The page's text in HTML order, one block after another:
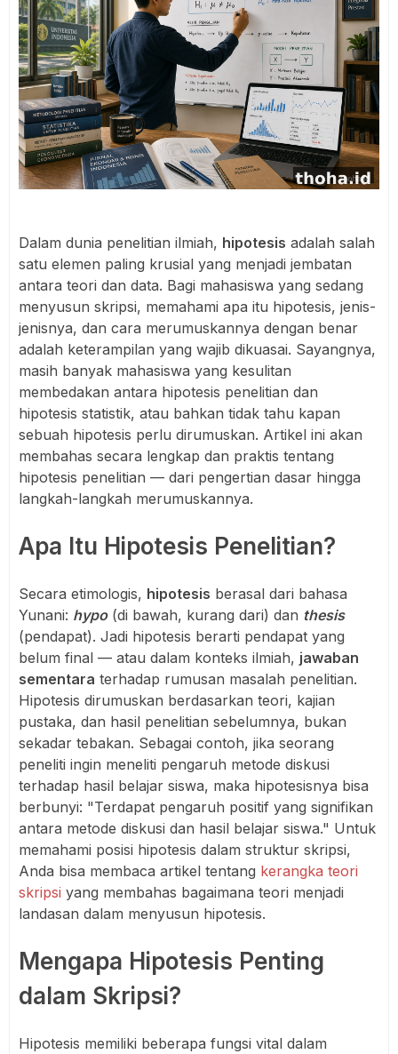
Dalam dunia penelitian ilmiah, hipotesis adalah salah
satu elemen paling krusial yang menjadi jembatan
antara teori dan data. Bagi mahasiswa yang sedang
menyusun skripsi, memahami apa itu hipotesis, jenis-
jenisnya, dan cara merumuskannya dengan benar
adalah keterampilan yang wajib dikuasai. Sayangnya,
masih banyak mahasiswa yang kesulitan
membedakan antara hipotesis penelitian dan
hipotesis statistik, atau bahkan tidak tahu kapan
sebuah hipotesis perlu dirumuskan. Artikel ini akan
membahas secara lengkap dan praktis tentang
hipotesis penelitian — dari pengertian dasar hingga
langkah-langkah merumuskannya.
Apa Itu Hipotesis Penelitian?
Secara etimologis, hipotesis berasal dari bahasa
Yunani: hypo(di bawah, kurang dari) dan thesis
(pendapat). Jadi hipotesis berarti pendapat yang
belum final — atau dalam konteks ilmiah, jawaban
sementara terhadap rumusan masalah penelitian.
Hipotesis dirumuskan berdasarkan teori, kajian
pustaka, dan hasil penelitian sebelumnya, bukan
sekadar tebakan. Sebagai contoh, jika seorang
peneliti ingin meneliti pengaruh metode diskusi
terhadap hasil belajar siswa, maka hipotesisnya bisa
berbunyi: "Terdapat pengaruh positif yang signifikan
antara metode diskusi dan hasil belajar siswa." Untuk
memahami posisi hipotesis dalam struktur skripsi,
Anda bisa membaca artikel tentang kerangka teori
skripsi yang membahas bagaimana teori menjadi
landasan dalam menyusun hipotesis.
Mengapa Hipotesis Penting
dalam Skripsi?
Hipotesis memiliki beberapa fungsi vital dalam